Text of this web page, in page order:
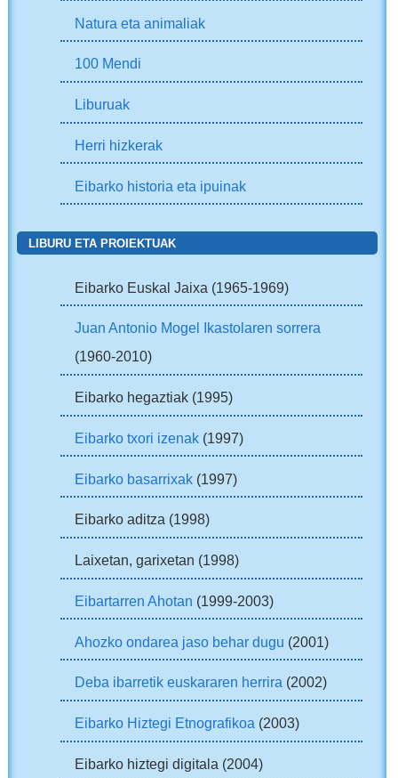
Natura eta animaliak
100 Mendi
Liburuak
Herri hizkerak
Eibarko historia eta ipuinak
LIBURU ETA PROIEKTUAK
Eibarko Euskal Jaixa (1965-1969)
Juan Antonio Mogel Ikastolaren sorrera
(1960-2010)
Eibarko hegaztiak (1995)
Eibarko txori izenak(1997)
Eibarko basarrixak(1997)
Eibarko aditza (1998)
Laixetan, garixetan (1998)
Eibartarren Ahotan (1999-2003)
Ahozko ondarea jaso behar dugu (2001)
Deba ibarretik euskararen herrira (2002)
Eibarko Hiztegi Etnografikoa (2003)
Eibarko hiztegi digitala (2004)